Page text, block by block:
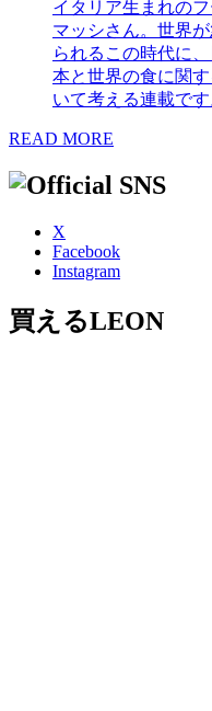
イタリア生まれの
マッシさん。世界
られるこの時代に
本と世界の食に関
いて考える連載です
READ MORE
X
Facebook
Instagram
買えるLEON